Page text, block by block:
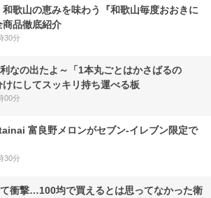
和歌山の恵みを味わう『和歌山毎度おおきに
商品徹底紹介
30分
なの出たよ～「1本丸ごとはかさばるの
にしてスッキリ持ち運べる板
00分
富良野メロンがセブン‐イレブン限定で
30分
衝撃…100均で買えるとは思ってなかった衛